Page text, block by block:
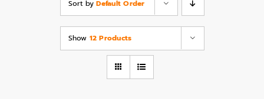
Sort byDefault Order
Show 12 Products